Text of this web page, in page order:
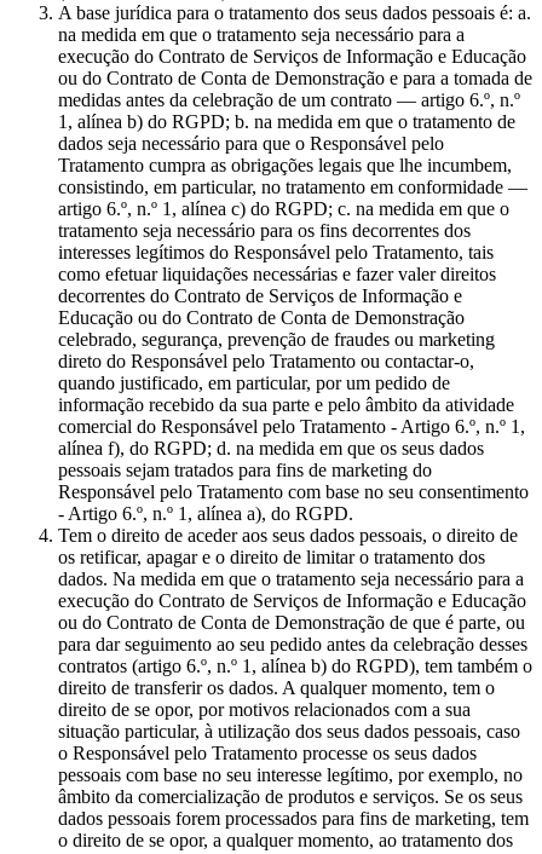
A base jurídica para o tratamento dos seus dados pessoais é: a.
na medida em que o tratamento seja necessário para a
execução do Contrato de Serviços de Informação e Educação
ou do Contrato de Conta de Demonstração e para a tomada de
medidas antes da celebração de um contrato — artigo 6.º, n.º
1, alínea b) do RGPD; b. na medida em que o tratamento de
dados seja necessário para que o Responsável pelo
Tratamento cumpra as obrigações legais que lhe incumbem,
consistindo, em particular, no tratamento em conformidade —
artigo 6.º, n.º 1, alínea c) do RGPD; c. na medida em que o
tratamento seja necessário para os fins decorrentes dos
interesses legítimos do Responsável pelo Tratamento, tais
como efetuar liquidações necessárias e fazer valer direitos
decorrentes do Contrato de Serviços de Informação e
Educação ou do Contrato de Conta de Demonstração
celebrado, segurança, prevenção de fraudes ou marketing
direto do Responsável pelo Tratamento ou contactar-o,
quando justificado, em particular, por um pedido de
informação recebido da sua parte e pelo âmbito da atividade
comercial do Responsável pelo Tratamento - Artigo 6.º, n.º 1,
alínea f), do RGPD; d. na medida em que os seus dados
pessoais sejam tratados para fins de marketing do
Responsável pelo Tratamento com base no seu consentimento
- Artigo 6.º, n.º 1, alínea a), do RGPD.
Tem o direito de aceder aos seus dados pessoais, o direito de
os retificar, apagar e o direito de limitar o tratamento dos
dados. Na medida em que o tratamento seja necessário para a
execução do Contrato de Serviços de Informação e Educação
ou do Contrato de Conta de Demonstração de que é parte, ou
para dar seguimento ao seu pedido antes da celebração desses
contratos (artigo 6.º, n.º 1, alínea b) do RGPD), tem também o
direito de transferir os dados. A qualquer momento, tem o
direito de se opor, por motivos relacionados com a sua
situação particular, à utilização dos seus dados pessoais, caso
o Responsável pelo Tratamento processe os seus dados
pessoais com base no seu interesse legítimo, por exemplo, no
âmbito da comercialização de produtos e serviços. Se os seus
dados pessoais forem processados para fins de marketing, tem
o direito de se opor, a qualquer momento, ao tratamento dos